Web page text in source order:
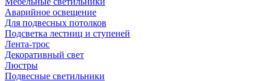
Аварийное освещение
Для подвесных потолков
Подсветка лестниц и ступеней
Лента-трос
Декоративный свет
Люстры
Подвесные светильники